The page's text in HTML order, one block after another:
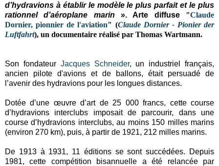
d’hydravions à établir le modèle le plus parfait et le plus
rationnel d’aéroplane marin ». Arte diffuse "Claude
Dornier, pionnier de l'aviation" (Claude Dornier - Pionier der
Luftfahrt), un documentaire réalisé par Thomas Wartmann.
Son fondateur Jacques Schneider, un industriel français,
ancien pilote d'avions et de ballons, était persuadé de
l’avenir des hydravions pour les longues distances.
Dotée d’une œuvre d’art de 25 000 francs, cette course
d’hydravions interclubs imposait de parcourir, dans une
course d’hydravions interclubs, au moins 150 milles marins
(environ 270 km), puis, à partir de 1921, 212 milles marins.
De 1913 à 1931, 11 éditions se sont succédées. Depuis
1981, cette compétition bisannuelle a été relancée par